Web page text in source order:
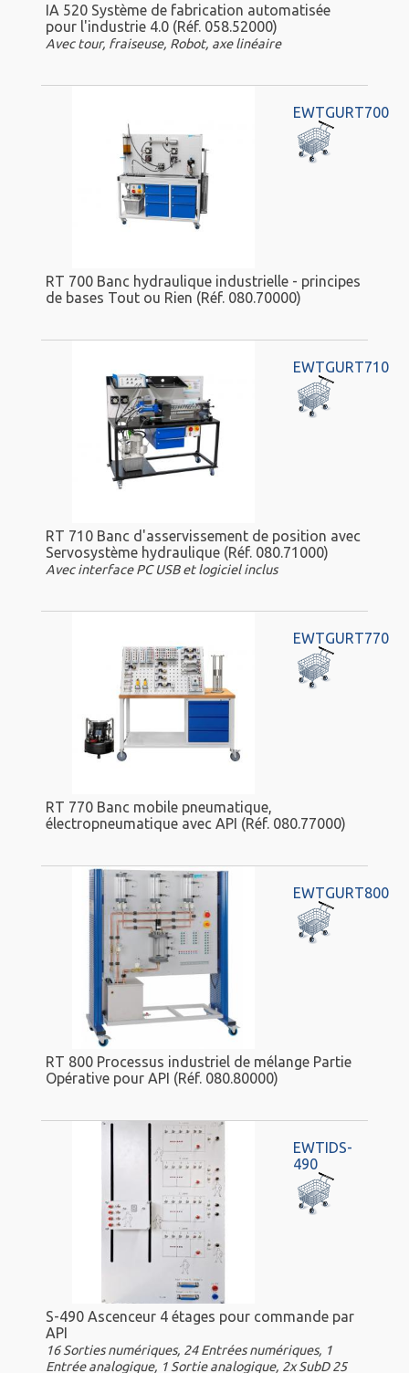
IA 520 Système de fabrication automatisée
pour l'industrie 4.0 (Réf. 058.52000)
Avec tour, fraiseuse, Robot, axe linéaire
EWTGURT700
RT 700 Banc hydraulique industrielle - principes
de bases Tout ou Rien (Réf. 080.70000)
EWTGURT710
RT 710 Banc d'asservissement de position avec
Servosystème hydraulique (Réf. 080.71000)
Avec interface PC USB et logiciel inclus
EWTGURT770
RT 770 Banc mobile pneumatique,
électropneumatique avec API (Réf. 080.77000)
EWTGURT800
RT 800 Processus industriel de mélange Partie
Opérative pour API (Réf. 080.80000)
EWTIDS-
490
S-490 Ascenceur 4 étages pour commande par
API
16 Sorties numériques, 24 Entrées numériques, 1
Entrée analogique, 1 Sortie analogique, 2x SubD 25